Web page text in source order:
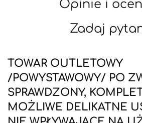
Opinie i
Zadaj
TOWAR OUTLETOWY
/POWYSTAWOWY/ PO
SPRAWDZONY,
MOŻLIWE DELIKATNE